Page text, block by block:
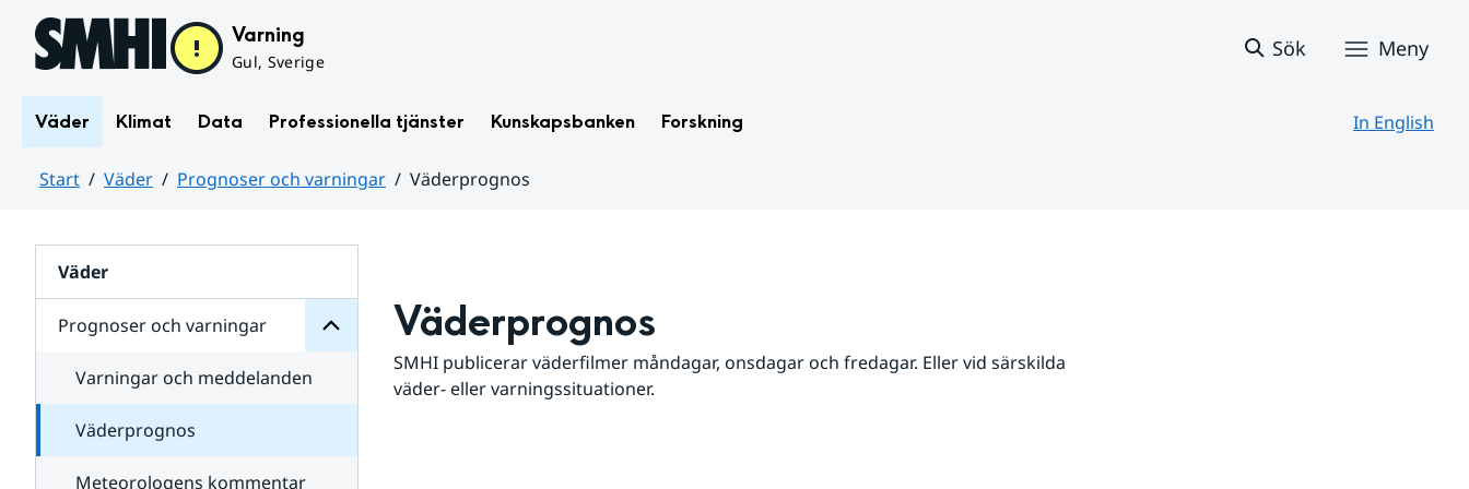
Hoppa till sidans innehåll Varning
Gul, Sverige
Sök Meny
Väder Klimat Data Professionella tjänster Kunskapsbanken Forskning In English
Start Väder Prognoser och varningar
Väderprognos
Väder
Prognoser och varningar
för
varningar
Varningar och meddelanden
Väderprognos
Meteorologens kommentar
Väderprognos
SMHI publicerar väderfilmer måndagar, onsdagar och fredagar. Eller vid särskilda
väder- eller varningssituationer.